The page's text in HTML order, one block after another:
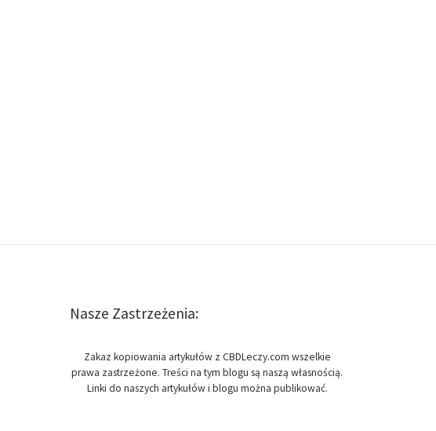
Nasze Zastrzeżenia:
Zakaz kopiowania artykułów z CBDLeczy.com wszelkie
prawa zastrzeżone. Treści na tym blogu są naszą własnością.
Linki do naszych artykułów i blogu można publikować.